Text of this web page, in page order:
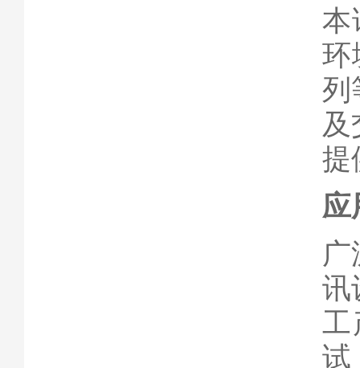
本
环
列
提
应
讯
工
试